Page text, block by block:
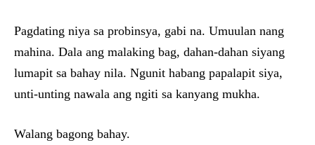
Pagdating niya sa probinsya, gabi na. Umuulan nang
mahina. Dala ang malaking bag, dahan-dahan siyang
lumapit sa bahay nila. Ngunit habang papalapit siya,
unti-unting nawala ang ngiti sa kanyang mukha.
Walang bagong bahay.